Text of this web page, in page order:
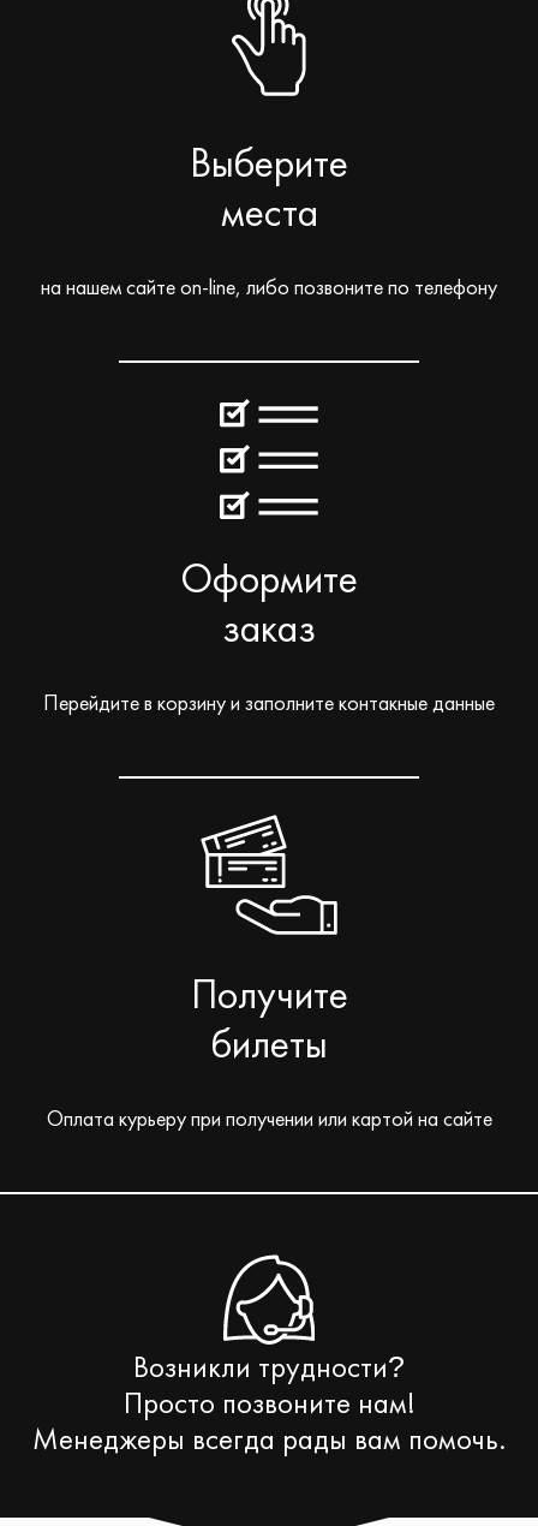
Выберите
места
на нашем сайте on-line, либо позвоните по телефону
Оформите
заказ
Перейдите в корзину и заполните контакные данные
Получите
билеты
Оплата курьеру при получении или картой на сайте
Возникли трудности?
Просто позвоните нам!
Менеджеры всегда рады вам помочь.